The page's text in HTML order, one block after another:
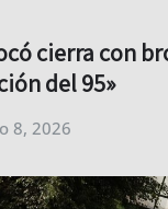
cierra con
del 95»
8, 2026